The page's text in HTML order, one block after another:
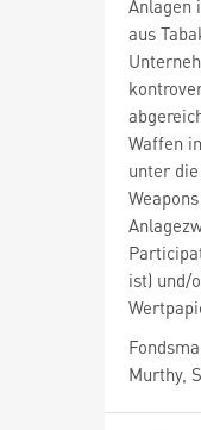
Anlagen
aus
Waffen
unter
ist) und/
Murthy,